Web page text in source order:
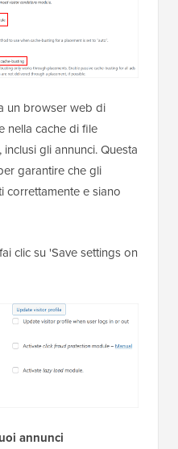
un browser web di
nella cache di file
gli annunci. Questa
garantire che gli
correttamente e siano
clic su 'Save settings on
annunci